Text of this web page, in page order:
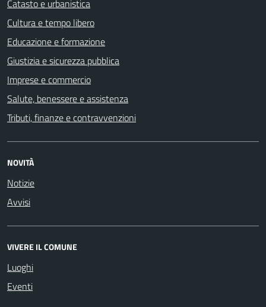
Catasto e urbanistica
Cultura e tempo libero
Educazione e formazione
Giustizia e sicurezza pubblica
Imprese e commercio
Salute, benessere e assistenza
Tributi, finanze e contravvenzioni
NOVITÀ
Notizie
Avvisi
VIVERE IL COMUNE
Luoghi
Eventi